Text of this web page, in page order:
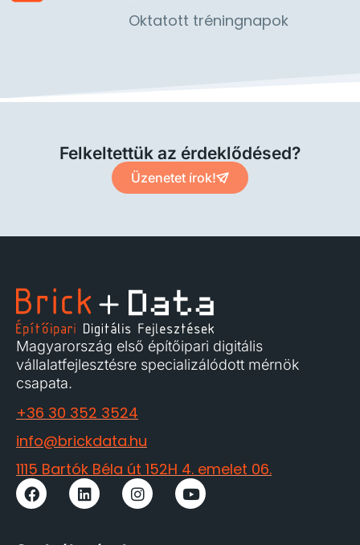
Oktatott tréningnapok
Üzenetet írok!
Felkeltettük az érdeklődésed?
Magyarország első építőipari digitális
vállalatfejlesztésre specializálódott mérnök
csapata.
+36 30 352 3524
info@brickdata.hu
1115 Bartók Béla út 152H 4. emelet 06.